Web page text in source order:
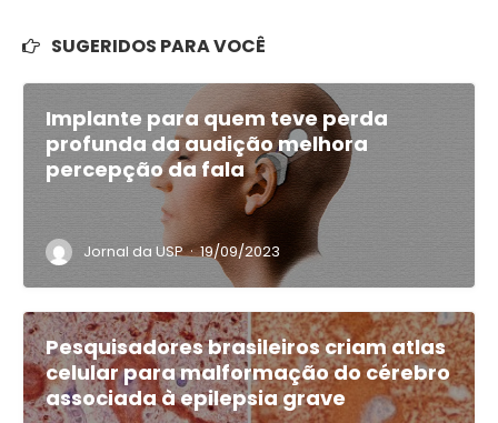
SUGERIDOS PARA VOCÊ
Implante para quem teve perda
profunda da audição melhora
percepção da fala
Jornal da USP · 19/09/2023
Pesquisadores brasileiros criam atlas
celular para malformação do cérebro
associada à epilepsia grave